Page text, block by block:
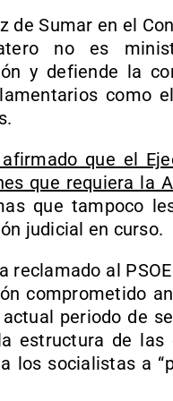
de Sumar en el
no es
y defiende la
como
que el
que requiera la
que tampoco
judicial en curso.
reclamado al
comprometido
periodo de
estructura de
los socialistas a